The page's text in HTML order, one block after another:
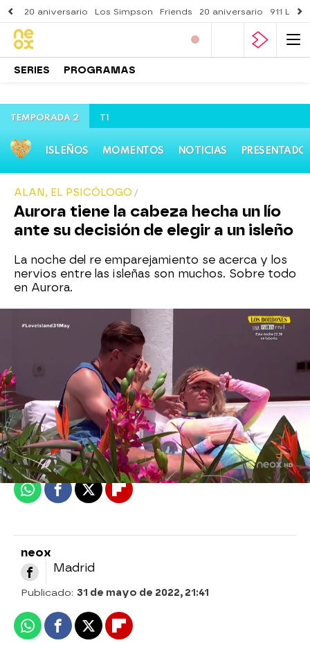
20 aniversario Los Simpson Friends 20 aniversario 911
SERIES PROGRAMAS
TEMPORADA 2 T1
ISLEÑOS MOMENTOS NOTICIAS
ALAN, EL PSICÓLOGO
Aurora tiene la cabeza hecha un lío
ante su decisión de elegir a un isleño
La noche del re emparejamiento se acerca y los
nervios entre las isleñas son muchos. Sobre todo
en Aurora.
neox
Madrid
Publicado:31 de mayo de 2022, 21:41
WhatsappFacebook
X Flipboard
neox
Madrid
Publicado: 31 de mayo de 2022, 21:41
WhatsappFacebook
X Flipboard